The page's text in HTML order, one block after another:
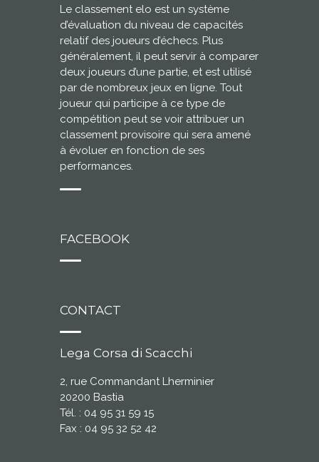
Le classement elo est un système
d’évaluation du niveau de capacités
relatif des joueurs d’échecs. Plus
généralement, il peut servir à comparer
deux joueurs d’une partie, et est utilisé
par de nombreux jeux en ligne. Tout
joueur qui participe à ce type de
compétition peut se voir attribuer un
classement provisoire qui sera amené
à évoluer en fonction de ses
performances.
FACEBOOK
CONTACT
Lega Corsa di Scacchi
2, rue Commandant Lherminier
20200 Bastia
Tél. : 04 95 31 59 15
Fax : 04 95 32 52 42